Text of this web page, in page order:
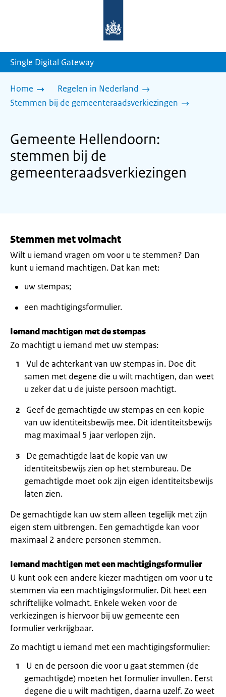
homepage
Single Digital Gateway
Home
Regelen in Nederland
Stemmen bij de gemeenteraadsverkiezingen
Gemeente Hellendoorn:
stemmen bij de
gemeenteraadsverkiezingen
Stemmen met volmacht
Wilt u iemand vragen om voor u te stemmen? Dan
kunt u iemand machtigen. Dat kan met:
uw stempas;
een machtigingsformulier.
Iemand machtigen met de stempas
Zo machtigt u iemand met uw stempas:
Vul de achterkant van uw stempas in. Doe dit
samen met degene die u wilt machtigen, dan weet
u zeker dat u de juiste persoon machtigt.
Geef de gemachtigde uw stempas en een kopie
van uw identiteitsbewijs mee. Dit identiteitsbewijs
mag maximaal 5 jaar verlopen zijn.
De gemachtigde laat de kopie van uw
identiteitsbewijs zien op het stembureau. De
gemachtigde moet ook zijn eigen identiteitsbewijs
laten zien.
De gemachtigde kan uw stem alleen tegelijk met zijn
eigen stem uitbrengen. Een gemachtigde kan voor
maximaal 2 andere personen stemmen.
Iemand machtigen met een machtigingsformulier
U kunt ook een andere kiezer machtigen om voor u te
stemmen via een machtigingsformulier. Dit heet een
schriftelijke volmacht. Enkele weken voor de
verkiezingen is hiervoor bij uw gemeente een
formulier verkrijgbaar.
Zo machtigt u iemand met een machtigingsformulier:
U en de persoon die voor u gaat stemmen (de
gemachtigde) moeten het formulier invullen. Eerst
degene die u wilt machtigen, daarna uzelf. Zo weet